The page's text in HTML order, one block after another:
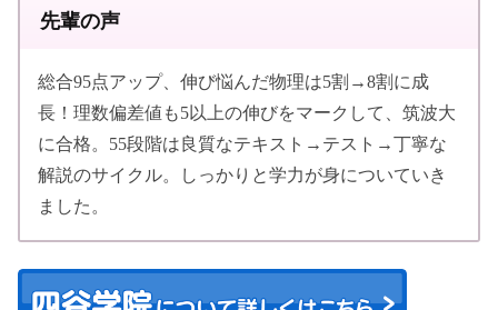
先輩の声
総合95点アップ、伸び悩んだ物理は5割→8割に成
長！理数偏差値も5以上の伸びをマークして、筑波大
に合格。55段階は良質なテキスト→テスト→丁寧な
解説のサイクル。しっかりと学力が身についていき
ました。